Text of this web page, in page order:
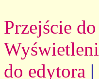
Przejście
do edytora |